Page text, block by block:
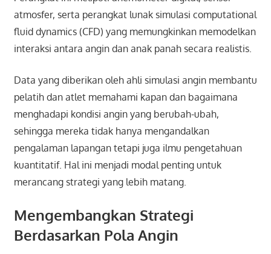
atmosfer, serta perangkat lunak simulasi computational
fluid dynamics (CFD) yang memungkinkan memodelkan
interaksi antara angin dan anak panah secara realistis.
Data yang diberikan oleh ahli simulasi angin membantu
pelatih dan atlet memahami kapan dan bagaimana
menghadapi kondisi angin yang berubah-ubah,
sehingga mereka tidak hanya mengandalkan
pengalaman lapangan tetapi juga ilmu pengetahuan
kuantitatif. Hal ini menjadi modal penting untuk
merancang strategi yang lebih matang.
Mengembangkan Strategi
Berdasarkan Pola Angin